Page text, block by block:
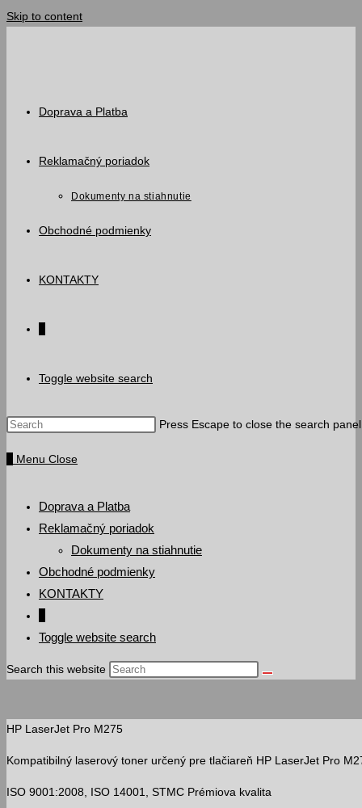
Skip to content
Doprava a Platba
Reklamačný poriadok
Dokumenty na stiahnutie
Obchodné podmienky
KONTAKTY
Toggle website search
Press Escape to close the search
Menu Close
Doprava a Platba
Reklamačný poriadok
Dokumenty na stiahnutie
Obchodné podmienky
KONTAKTY
Toggle website search
Search this website
HP LaserJet Pro M275
Kompatibilný laserový toner určený pre tlačiareň HP LaserJet Pro
ISO 9001:2008, ISO 14001, STMC Prémiova kvalita